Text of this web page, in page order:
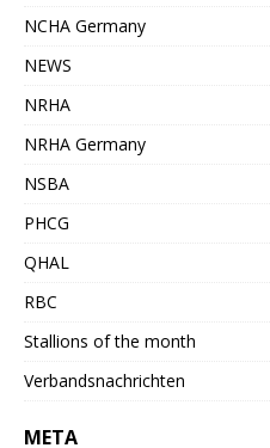
NCHA Germany
NEWS
NRHA
NRHA Germany
NSBA
PHCG
QHAL
RBC
Stallions of the month
Verbandsnachrichten
META